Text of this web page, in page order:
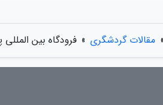
» مقالات گردشگری » فرودگاه بین